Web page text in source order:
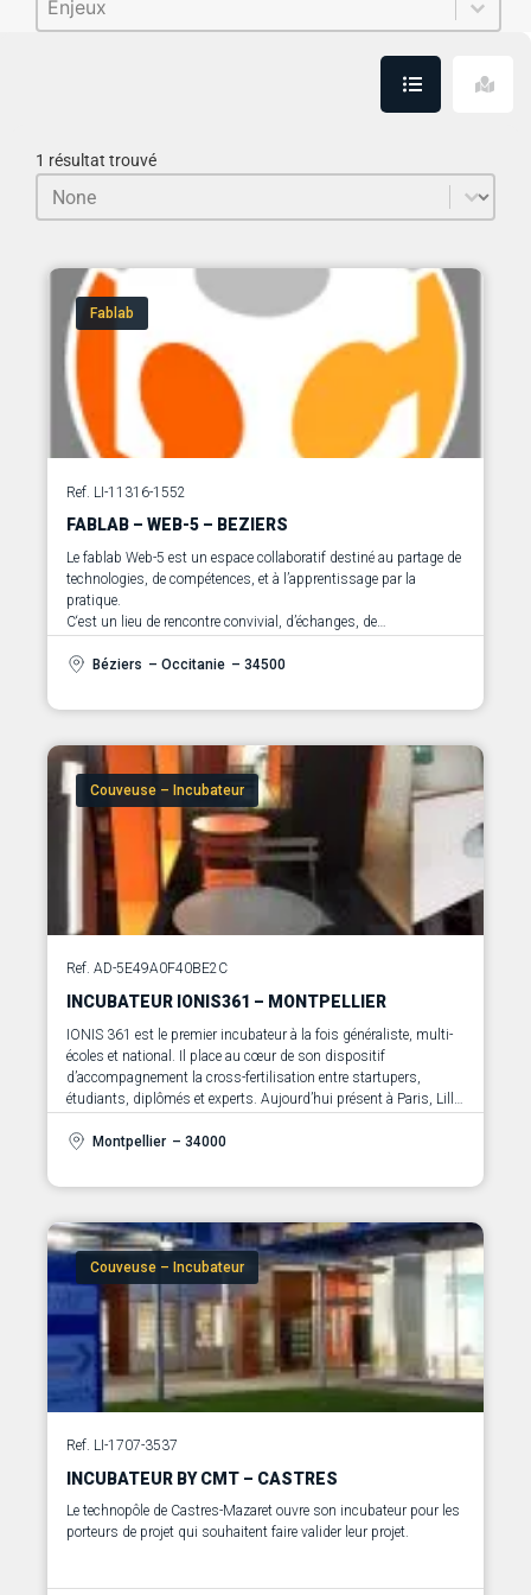
1 résultat trouvé
Sort
Trier le contenu
Fablab
Ref. LI-11316-1552
FABLAB – WEB-5 – BEZIERS
Le fablab Web-5 est un espace collaboratif destiné au partage de
technologies, de compétences, et à l’apprentissage par la
pratique.
C‘est un lieu de rencontre convivial, d’échanges, de
l’industrie et de l’ingénierie. Il s’adresse à tout public, même ceux
Béziers – Occitanie – 34500
Couveuse – Incubateur
Ref. AD-5E49A0F40BE2C
INCUBATEUR IONIS361 – MONTPELLIER
IONIS 361 est le premier incubateur à la fois généraliste, multi-
écoles et national. Il place au cœur de son dispositif
d’accompagnement la cross-fertilisation entre startupers,
étudiants, diplômés et experts. Aujourd’hui présent à Paris, Lille,
dans les 4 villes.
et situé au cœur des campus de IONIS Education Group,
start-ups, de la phase de prototypage à la phase de
développement commercial, jusqu’aux premières levées de fond.
Montpellier – 34000
Couveuse – Incubateur
Ref. LI-1707-3537
INCUBATEUR BY CMT – CASTRES
Le technopôle de Castres-Mazaret ouvre son incubateur pour les
porteurs de projet qui souhaitent faire valider leur projet.